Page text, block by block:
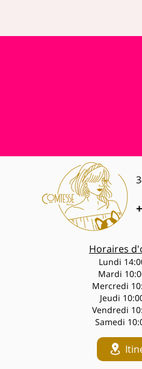
Horaires
Lundi
Mardi
Mercredi
Jeudi
Vendredi
Samedi